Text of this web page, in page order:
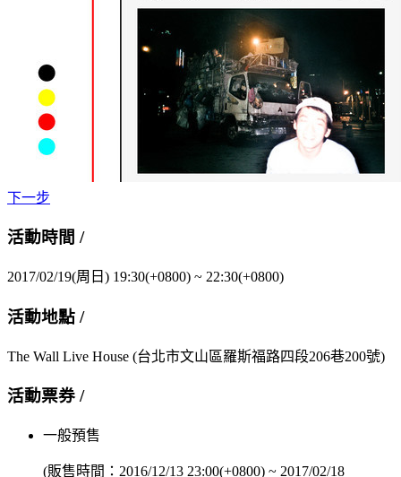
下一步
活動時間 /
2017/02/19(周日) 19:30(+0800) ~ 22:30(+0800)
活動地點 /
The Wall Live House (台北市文山區羅斯福路四段206巷200號)
活動票券 /
一般預售
(販售時間： 2016/12/13 23:00(+0800) ~ 2017/02/18